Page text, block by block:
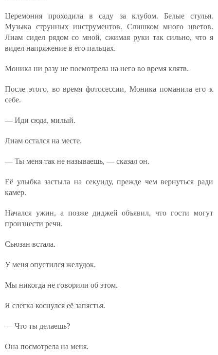
Церемония проходила в саду за клубом. Белые стулья.
Музыка струнных инструментов. Слишком много цветов.
Лиам сидел рядом со мной, сжимая руки так сильно, что я
видел напряжение в его пальцах.
Моника ни разу не посмотрела на него во время клятв.
После этого, во время фотосессии, Моника поманила его к
себе.
— Иди сюда, милый.
Лиам остался на месте.
— Ты меня так не называешь, — сказал он.
Её улыбка застыла на секунду, прежде чем вернуться ради
камер.
Начался ужин, а позже диджей объявил, что гости могут
произнести речи.
Сьюзан встала.
У меня опустился желудок.
Мы никогда не говорили об этом.
Я слегка коснулся её запястья.
— Что ты делаешь?
Она посмотрела на меня.